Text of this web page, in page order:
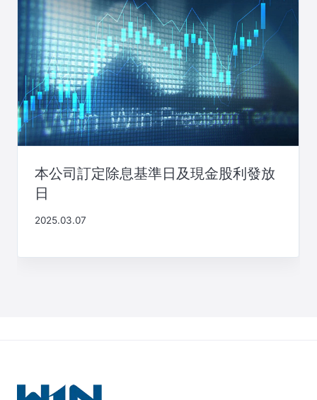
本公司訂定除息基準日及現金股利發放
日
2025.03.07